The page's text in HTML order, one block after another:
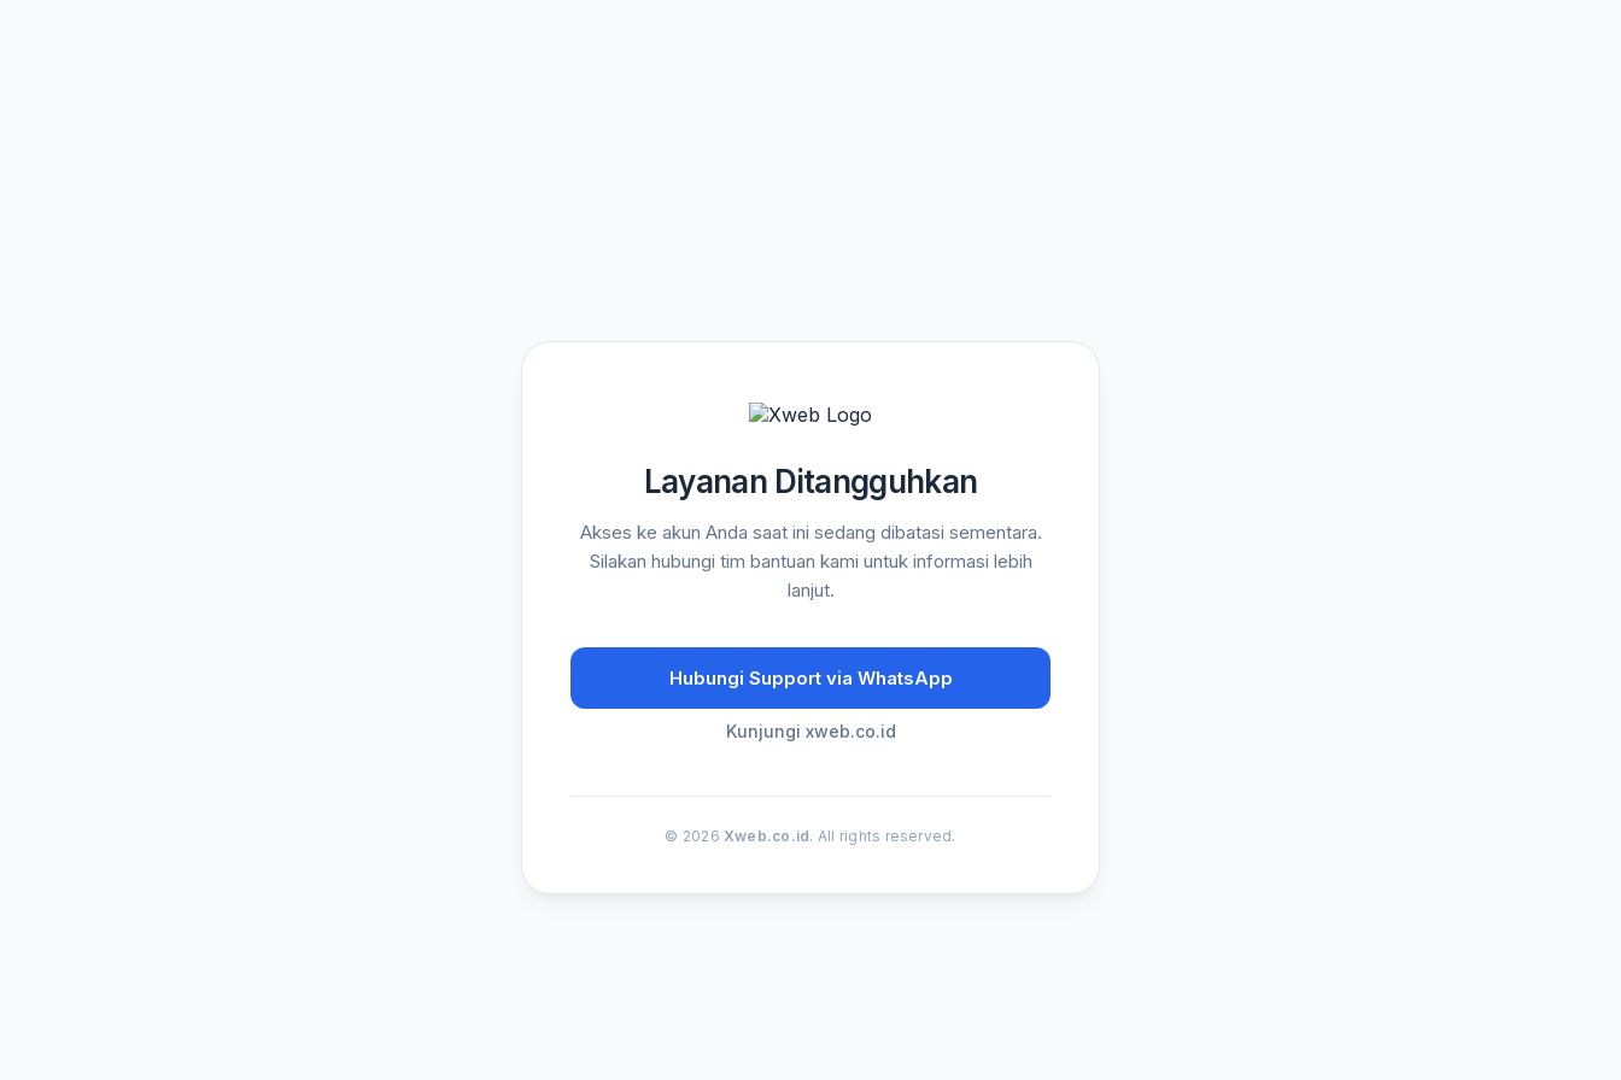
Layanan Ditangguhkan
Akses ke akun Anda saat ini sedang dibatasi sementara.
Silakan hubungi tim bantuan kami untuk informasi lebih
lanjut.
Hubungi Support via WhatsApp
Kunjungi xweb.co.id
© 2026 Xweb.co.id. All rights reserved.